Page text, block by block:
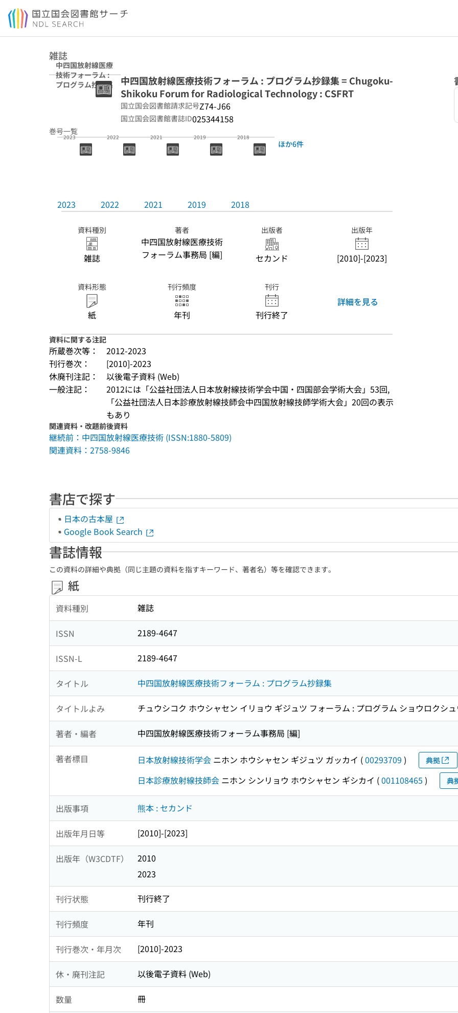
本文へ移動
雑誌
中四国放射線医療
技術フォーラム :
プログラム抄録集
中四国放射線医療技術フォーラム : プログラム抄録集 = Chugoku-
Shikoku Forum for Radiological Technology : CSFRT
国立国会図書館請求記号Z74-J66
国立国会図書館書誌ID025344158
巻号一覧
2023
2023
2022
2022
2021
2021
2019
2019
2018
2018
ほか6件
資料種別
雑誌
著者
中四国放射線医療技術
フォーラム事務局 [編]
出版者
セカンド
出版年
[2010]-[2023]
資料形態
紙
刊行頻度
年刊
刊行
刊行終了
詳細を見る
資料に関する注記
所蔵巻次等：
2012-2023
刊行巻次：
[2010]-2023
休廃刊注記：
以後電子資料 (Web)
一般注記：
2012には「公益社団法人日本放射線技術学会中国・四国部会学術大会」53回,
「公益社団法人日本診療放射線技師会中四国放射線技師学術大会」20回の表示
もあり
関連資料・改題前後資料
継続前：中四国放射線医療技術 (ISSN:1880-5809)
関連資料：2758-9846
書店で探す
日本の古本屋
Google Book Search
書誌情報
この資料の詳細や典拠（同じ主題の資料を指すキーワード、著者名）等を確認できます。
紙
資料種別 雑誌
ISSN 2189-4647
ISSN-L 2189-4647
タイトル 中四国放射線医療技術フォーラム : プログラム抄録集
タイトルよみ チュウシコク ホウシャセン イリョウ ギジュツ フォーラム : プログラム ショウロクシ
著者・編者 中四国放射線医療技術フォーラム事務局 [編]
著者標目 日本放射線技術学会 ニホン ホウシャセン ギジュツ ガッカイ (00293709 ) 典拠
日本診療放射線技師会 ニホン シンリョウ ホウシャセン ギシカイ (001108465 ) 典
出版事項 熊本 : セカンド
出版年月日等 [2010]-[2023]
出版年（W3CDTF）
2010
2023
刊行状態 刊行終了
刊行頻度 年刊
刊行巻次・年月次 [2010]-2023
休・廃刊注記 以後電子資料 (Web)
数量 冊